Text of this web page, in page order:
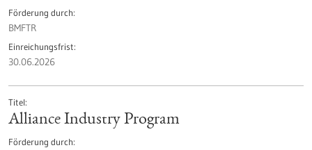
Förderung durch
BMFTR
Einreichungsfrist
30.06.2026
Titel
Alliance Industry Program
Förderung durch